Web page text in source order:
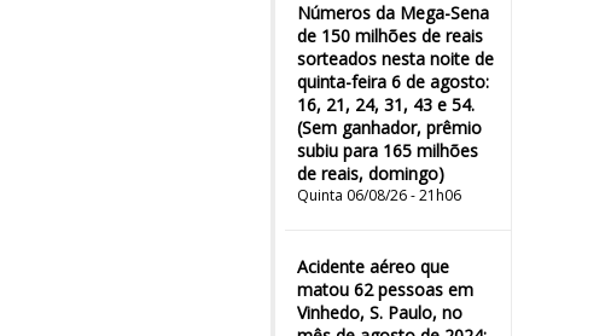
Números da Mega-Sena
de 150 milhões de reais
sorteados nesta noite de
quinta-feira 6 de agosto:
16, 21, 24, 31, 43 e 54.
(Sem ganhador, prêmio
subiu para 165 milhões
de reais, domingo)
Quinta 06/08/26 - 21h06
Acidente aéreo que
matou 62 pessoas em
Vinhedo, S. Paulo, no